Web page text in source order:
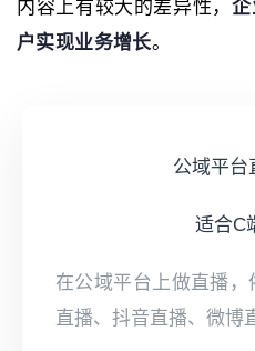
内容上有较大的差异性， 企
户实现业务增长。
公域平台
适合C
在公域平台上做直播
直播、抖音直播、微博